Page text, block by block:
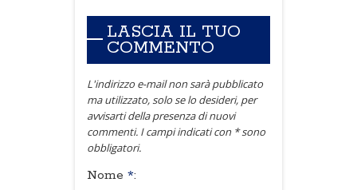
LASCIA IL TUO
COMMENTO
L'indirizzo e-mail non sarà pubblicato
ma utilizzato, solo se lo desideri, per
avvisarti della presenza di nuovi
commenti. I campi indicati con * sono
obbligatori.
Nome *: